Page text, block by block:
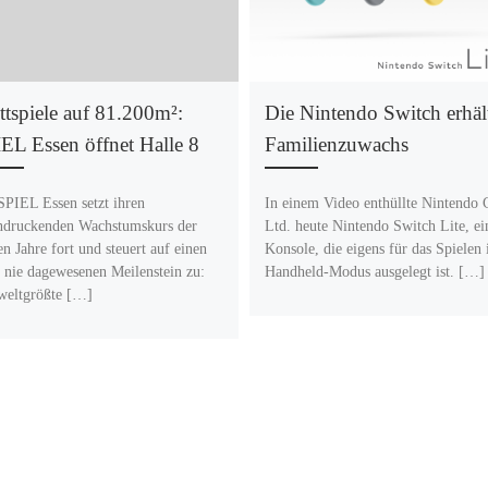
auf 81.200m²:
Essen öffnet Halle 8
Essen setzt ihren
Wachstumskurs der
Jahre fort und steuert auf einen
nie dagewesenen Meilenstein zu:
[…]
Die Nintendo Switch
Familienzuwachs
In einem Video enthüllte Nintendo
Ltd. heute Nintendo Switch Lite,
Konsole, die eigens für das Spielen
Handheld-Modus ausgelegt ist. […]